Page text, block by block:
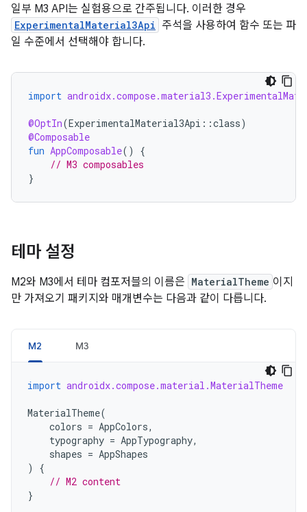
일부 M3 API는 실험용으로 간주됩니다. 이러한 경우
ExperimentalMaterial3Api 주석을 사용하여 함수 또는 파
일 수준에서 선택해야 합니다.
import
@OptIn(ExperimentalMaterial3Api ::class)
@Composable
fun AppComposable()
{
// M3 composables
}
테마 설정
M2와 M3에서 테마 컴포저블의 이름은 MaterialTheme 이지
만 가져오기 패키지와 매개변수는 다음과 같이 다릅니다.
M2 M3
import androidx.compose.material.MaterialTheme
MaterialTheme(
colors = AppColors,
typography = AppTypography,
shapes = AppShapes
)
{
// M2 content
}